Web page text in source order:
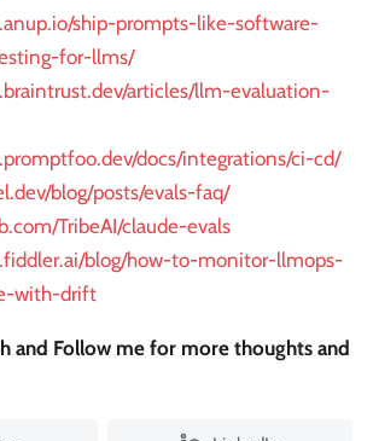
ship-prompts-like-software-
for-llms/
articles/llm-evaluation-
docs/integrations/ci-cd/
blog/posts/evals-faq/
TribeAI/claude-evals
blog/how-to-monitor-llmops-
with-drift
and Follow me for more thoughts and